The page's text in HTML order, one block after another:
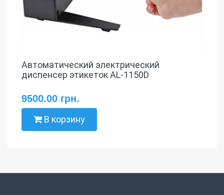
Автоматический электрический
диспенсер этикеток AL-1150D
9500.00 грн.
В корзину